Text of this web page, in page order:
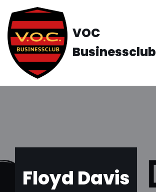
Ga
naar
de
inhoud
VOC
Businessclub
Floyd Davis